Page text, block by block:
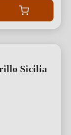
Sicilia